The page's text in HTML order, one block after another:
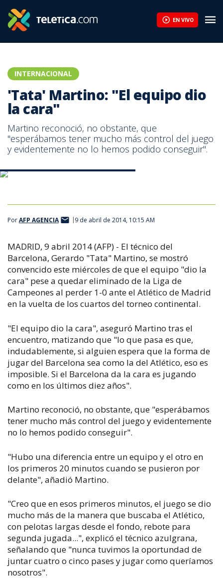
EN VIVO
INTERNACIONAL
'Tata' Martino: "El equipo dio
la cara"
Martino reconoció, no obstante, que
"esperábamos tener mucho más control del juego
y evidentemente no lo hemos podido conseguir".
PorAFP AGENCIA 9 de abril de 2014, 10:15 AM
MADRID, 9 abril 2014 (AFP) - El técnico del
Barcelona, Gerardo "Tata" Martino, se mostró
convencido este miércoles de que el equipo "dio la
cara" pese a quedar eliminado de la Liga de
Campeones al perder 1-0 ante el Atlético de Madrid
en la vuelta de los cuartos del torneo continental.
"El equipo dio la cara", aseguró Martino tras el
encuentro, matizando que "lo que pasa es que,
indudablemente, si alguien espera que la forma de
jugar del Barcelona sea como la del Atlético, eso es
imposible. Si el Barcelona da la cara es jugando
como en los últimos diez años".
Martino reconoció, no obstante, que "esperábamos
tener mucho más control del juego y evidentemente
no lo hemos podido conseguir".
"Hubo una diferencia entre un equipo y el otro en
los primeros 20 minutos cuando se pusieron por
delante", añadió Martino.
"Creo que en esos primeros minutos, el juego se dio
mucho más de la manera que buscaba el Atlético,
con pelotas largas desde el fondo, rebote para
segunda jugada...", explicó el técnico azulgrana,
señalando que "nunca tuvimos la oportundad de
juntar cuatro o cinco pases y jugar como queríamos
nosotros".